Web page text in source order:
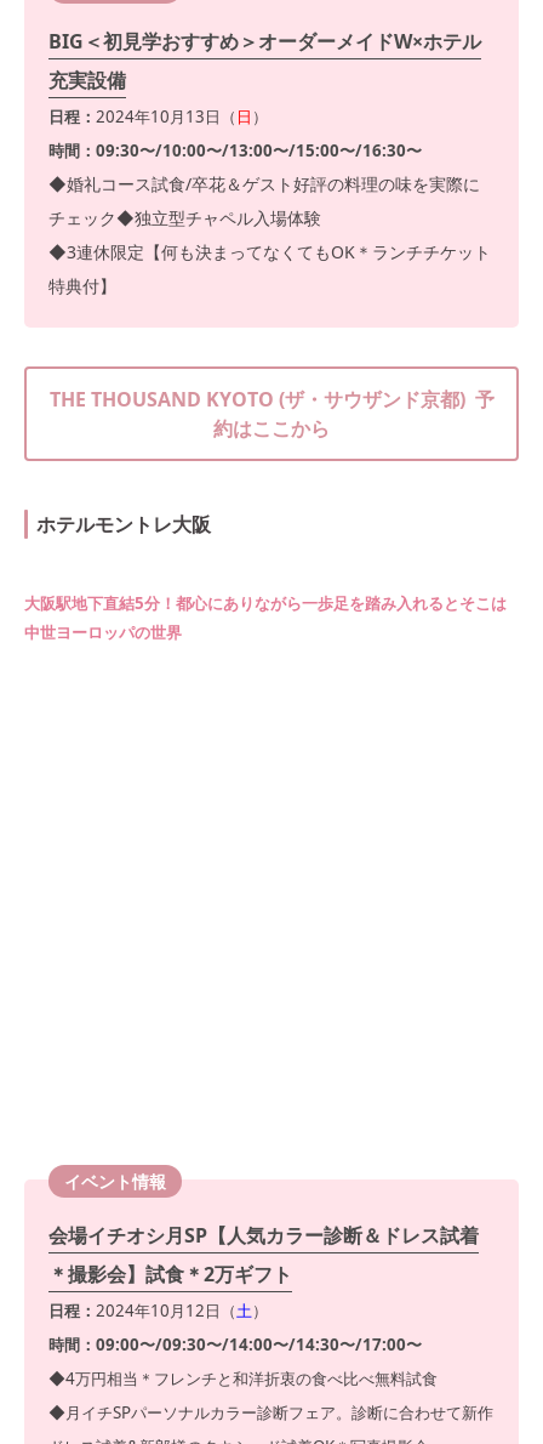
BIG＜初見学おすすめ＞オーダーメイドW×ホテル
充実設備
日程： 2024年10月13日（ 日 ）
時間：09:30〜/10:00〜/13:00〜/15:00〜/16:30〜
◆婚礼コース試食/卒花＆ゲスト好評の料理の味を実際に
チェック◆独立型チャペル入場体験
◆3連休限定【何も決まってなくてもOK＊ランチチケット
特典付】
THE THOUSAND KYOTO (ザ・サウザンド京都) 予
約はここから
ホテルモントレ大阪
大阪駅地下直結5分！都心にありながら一歩足を踏み入れるとそこは
中世ヨーロッパの世界
イベント情報
会場イチオシ月SP【人気カラー診断＆ドレス試着
＊撮影会】試食＊2万ギフト
日程： 2024年10月12日（土）
時間：09:00〜/09:30〜/14:00〜/14:30〜/17:00〜
◆4万円相当＊フレンチと和洋折衷の食べ比べ無料試食
◆月イチSPパーソナルカラー診断フェア。診断に合わせて新作